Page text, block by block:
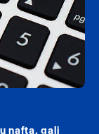
nafta, gali